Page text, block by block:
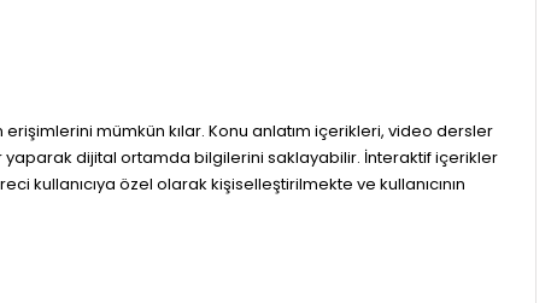
mümkün kılar. Konu anlatım içerikleri, video dersler
dijital ortamda bilgilerini saklayabilir. İnteraktif içerikler
özel olarak kişiselleştirilmekte ve kullanıcının